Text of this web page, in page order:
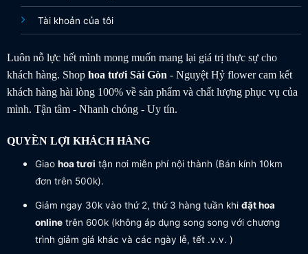
Tài khoản của tôi
Luôn nỗ lực hết mình mong muốn mang lại giá trị thực sự cho
khách hàng. Shop hoa tươiSài Gòn - Nguyệt Hỷ flower cam kết
khách hàng hài lòng 100% về sản phẩm và chất lượng phục vụ của
mình. Tận tâm - Nhanh chóng - Uy tín.
QUYỀN LỢI KHÁCH HÀNG
Giao hoa tươi tận nơi miễn phí nội thành (Bán kính 10km
đơn trên 500k).
Giảm ngay 30k vào thứ 2, thứ 3 hàng tuần khi đặt hoa
onlinetrên 600k (không áp dụng song song với chương
trình giảm giá khác và các ngày lễ, tết .v.v. )